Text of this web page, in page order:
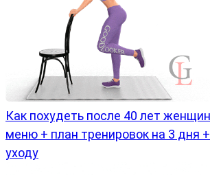
Как похудеть после 40 лет
меню + план тренировок на 3 дня
уходу